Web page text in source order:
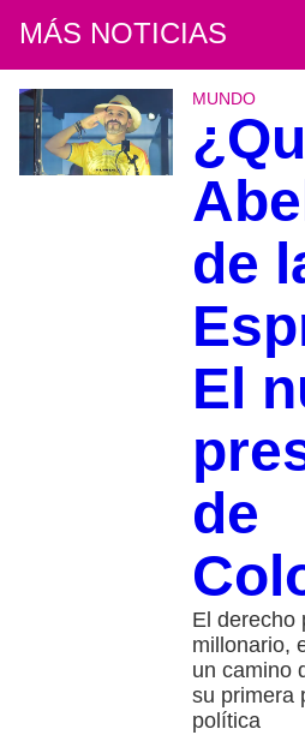
MÁS NOTICIAS
MUNDO
de
El
de
El derecho
millonario,
un camino
su primera
política